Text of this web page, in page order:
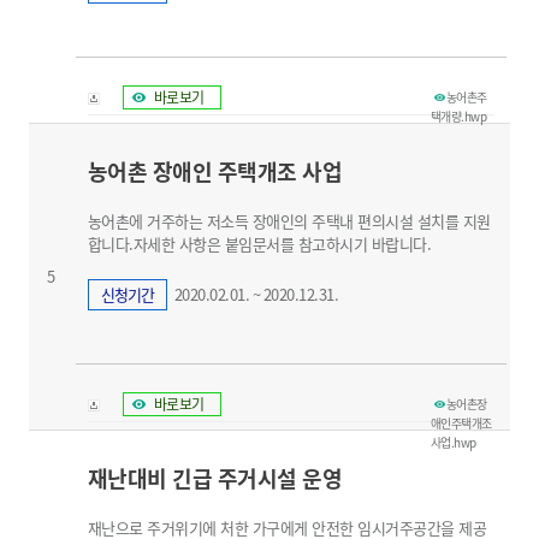
농어촌주
택개량.hwp
바로보기
5
농어촌 장애인 주택개조 사업
농어촌에 거주하는 저소득 장애인의 주택내 편의시설 설치를 지원
합니다.자세한 사항은 붙임문서를 참고하시기 바랍니다.
신청기간 2020.02.01. ~ 2020.12.31.
농어촌장
애인주택개조
사업.hwp
바로보기
재난대비 긴급 주거시설 운영
재난으로 주거위기에 처한 가구에게 안전한 임시거주공간을 제공